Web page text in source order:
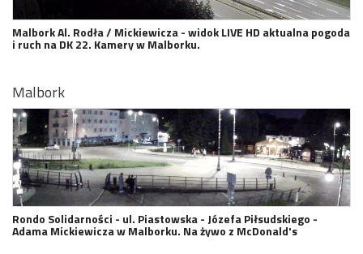
Malbork Al. Rodła / Mickiewicza - widok LIVE HD aktualna pogoda
i ruch na DK 22. Kamery w Malborku.
Malbork
Rondo Solidarności - ul. Piastowska - Józefa Piłsudskiego -
Adama Mickiewicza w Malborku. Na żywo z McDonald's